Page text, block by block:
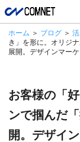
ホーム ＞ ブログ ＞
き」を形に。オリジ
展開。デザインマー
お客様の「
ンで掴んだ
開。デザイ